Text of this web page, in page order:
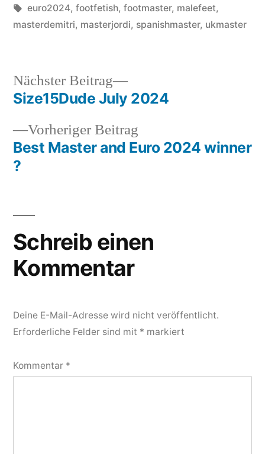
in
Schlagwörter:
euro2024, footfetish, footmaster, malefeet,
masterdemitri, masterjordi, spanishmaster, ukmaster
Beitragsnavigation
Vorheriger Beitrag
Beitrag:
Best Master and Euro 2024 winner
?
Nächster Beitrag
Nächster
Beitrag:
Size15Dude July 2024
Schreib einen
Kommentar
Deine E-Mail-Adresse wird nicht veröffentlicht.
Erforderliche Felder sind mit * markiert
Kommentar *